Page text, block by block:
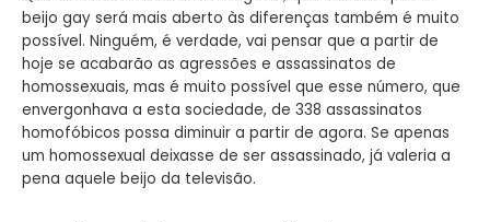
beijo gay será mais aberto às diferenças também é muito
possível. Ninguém, é verdade, vai pensar que a partir de
hoje se acabarão as agressões e assassinatos de
homossexuais, mas é muito possível que esse número, que
envergonhava a esta sociedade, de 338 assassinatos
homofóbicos possa diminuir a partir de agora. Se apenas
um homossexual deixasse de ser assassinado, já valeria a
pena aquele beijo da televisão.